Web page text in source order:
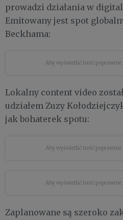
prowadzi działania w digital
Emitowany jest spot
Beckhama:
Aby wyświetlić treść poprawnie
Lokalny content video
udziałem Zuzy
jak bohaterek spotu:
Aby wyświetlić treść poprawnie
Aby wyświetlić treść poprawnie
Zaplanowane są szeroko